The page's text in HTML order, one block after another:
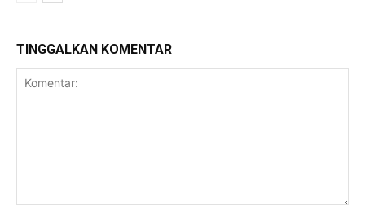
TINGGALKAN KOMENTAR